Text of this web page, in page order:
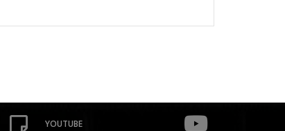
YOUTUBE